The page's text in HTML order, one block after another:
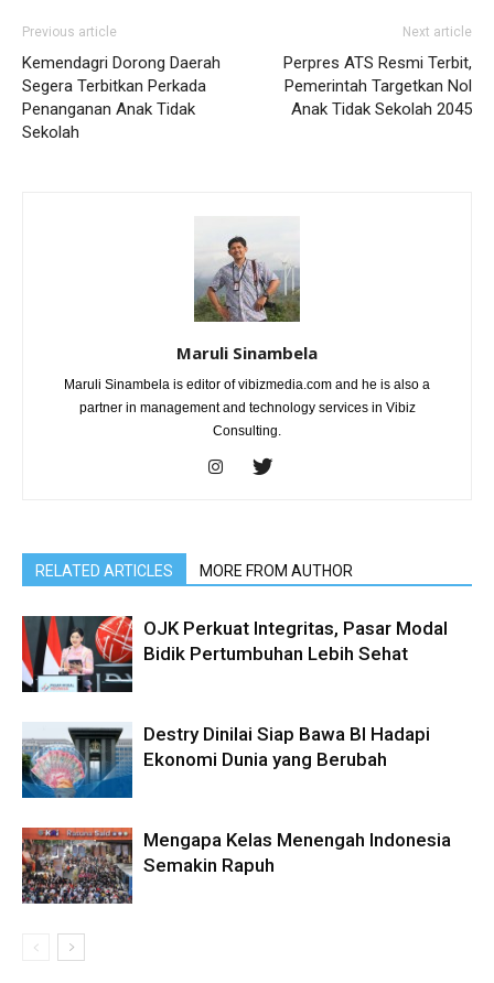
Previous article
Kemendagri Dorong Daerah
Segera Terbitkan Perkada
Penanganan Anak Tidak
Sekolah
Next article
Perpres ATS Resmi Terbit,
Pemerintah Targetkan Nol
Anak Tidak Sekolah 2045
Maruli Sinambela
Maruli Sinambela is editor of vibizmedia.com and he is also a
partner in management and technology services in Vibiz
Consulting.
RELATED ARTICLES MORE FROM AUTHOR
OJK Perkuat Integritas, Pasar Modal
Bidik Pertumbuhan Lebih Sehat
Destry Dinilai Siap Bawa BI Hadapi
Ekonomi Dunia yang Berubah
Mengapa Kelas Menengah Indonesia
Semakin Rapuh